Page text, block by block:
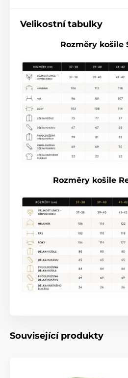
Velikostní tabulky
Rozměry košile
Rozměry košile
Související produkty